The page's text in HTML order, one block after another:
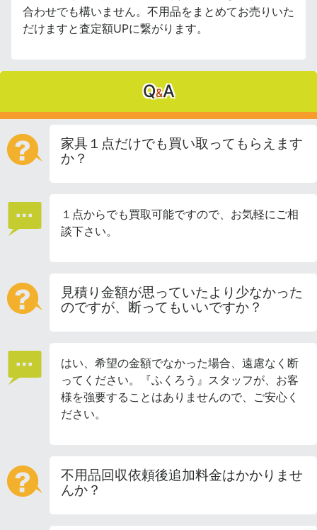
合わせでも構いません。不用品をまとめてお売りいた
だけますと査定額UPに繋がります。
Q&A
家具１点だけでも買い取ってもらえます
か？
１点からでも買取可能ですので、お気軽にご相
談下さい。
見積り金額が思っていたより少なかった
のですが、断ってもいいですか？
はい、希望の金額でなかった場合、遠慮なく断
ってください。『ふくろう』スタッフが、お客
様を強要することはありませんので、ご安心く
ださい。
不用品回収依頼後追加料金はかかりませ
んか？